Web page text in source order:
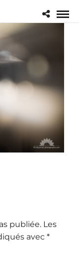
publiée. Les
avec*